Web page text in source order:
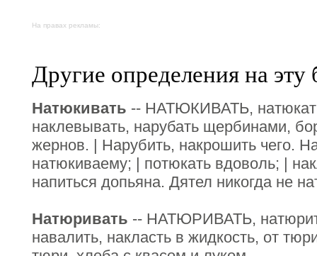
На правах рекламы:
Другие определения на эту
Натюкивать -- НАТЮКИВАТЬ,
наклевывать, нарубать щербинами,
жернов. | Нарубить, накрошить чего.
натюкиваему; | потюкать вдоволь; |
напиться допьяна. Дятел никогда не
Натюривать -- НАТЮРИВАТЬ,
навалить, накласть в жидкость, от